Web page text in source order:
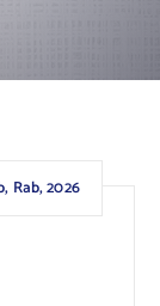
Rab, 2026